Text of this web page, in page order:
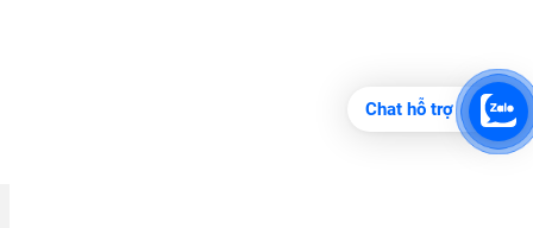
Chat hỗ trợ